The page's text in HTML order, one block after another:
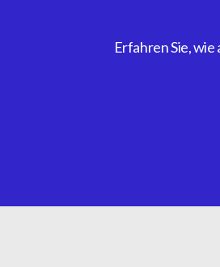
Erfahren Sie,